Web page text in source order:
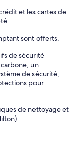
et les cartes de
sont offerts.
de sécurité
un
de sécurité,
pour
de nettoyage et